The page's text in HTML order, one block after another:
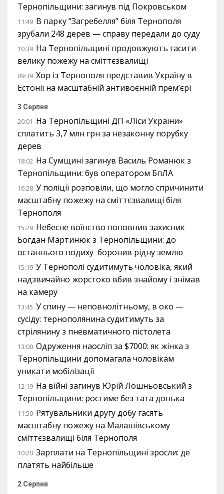
Тернопільщини: загинув під Покровськом
11:49 В парку “Загребелля” біля Тернополя
зрубали 248 дерев — справу передали до суду
10:39 На Тернопільщині продовжують гасити
велику пожежу на сміттєзвалищі
09:39 Хор із Тернополя представив Україну в
Естонії на масштабній антивоєнній прем’єрі
3 Серпня
20:01 На Тернопільщині ДП «Ліси України»
сплатить 3,7 млн грн за незаконну порубку
дерев
18:02 На Сумщині загинув Василь Романюк з
Тернопільщини: був оператором БпЛА
16:28 У поліції розповіли, що могло спричинити
масштабну пожежу на сміттєзвалищі біля
Тернополя
15:29 Небесне воїнство поповнив захисник
Богдан Мартинюк з Тернопільщини: до
останнього подиху боронив рідну землю
15:19 У Тернополі судитимуть чоловіка, який
надзвичайно жорстоко вбив знайому і знімав
на камеру
13:45 У спину — неповнолітньому, в око —
сусіду: тернополянина судитимуть за
стрілянину з пневматичного пістолета
13:00 Одруження наосліп за $7000: як жінка з
Тернопільщини допомагала чоловікам
уникати мобілізації
12:19 На війні загинув Юрій Лошньовський з
Тернопільщини: ростиме без тата донька
11:50 Рятувальники другу добу гасять
масштабну пожежу на Малашівському
сміттєзвалищі біля Тернополя
10:20 Зарплати на Тернопільщині зросли: де
платять найбільше
2 Серпня